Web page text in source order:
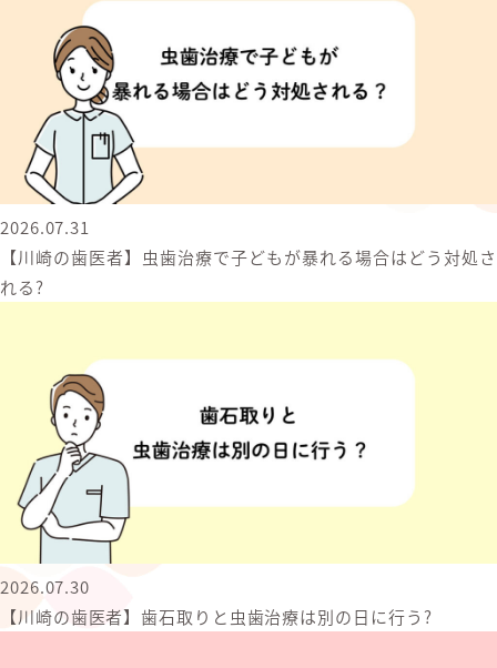
2026.07.31
【川崎の歯医者】虫歯治療で子どもが暴れる場合はどう対処さ
れる?
2026.07.30
【川崎の歯医者】歯石取りと虫歯治療は別の日に行う?